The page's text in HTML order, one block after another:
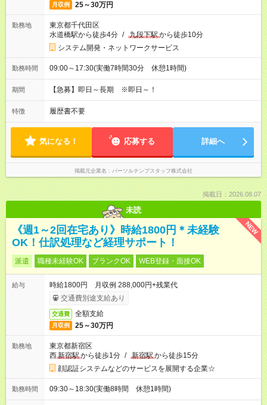
月収例 25～30万円
勤務地
東京都千代田区
水道橋駅から徒歩4分 / 九段下駅から徒歩10分
システム開発・ネットワークサービス
勤務時間 09:00～17:30(実働7時間30分 休憩1時間)
期間 【急募】即日～長期 ※即日～！
特徴 履歴書不要
気になる！ 応募する 詳細へ
掲載元企業名 パーソルテンプスタッフ株式会社
掲載日：2026.08.07
未読
NEW
《週1～2回在宅あり》時給1800円＊未経験
OK！仕訳処理など経理サポート！
派遣 職種未経験OK ブランクOK WEB登録・面接OK
給与
時給1800円 月収例 288,000円+残業代
交通費別途支給あり
交通費 全額支給
月収例 25～30万円
勤務地
東京都新宿区
西新宿駅から徒歩1分 / 新宿駅から徒歩15分
顔認証システムなどのサービスを展開する企業☆
勤務時間 09:30～18:30(実働8時間 休憩1時間)